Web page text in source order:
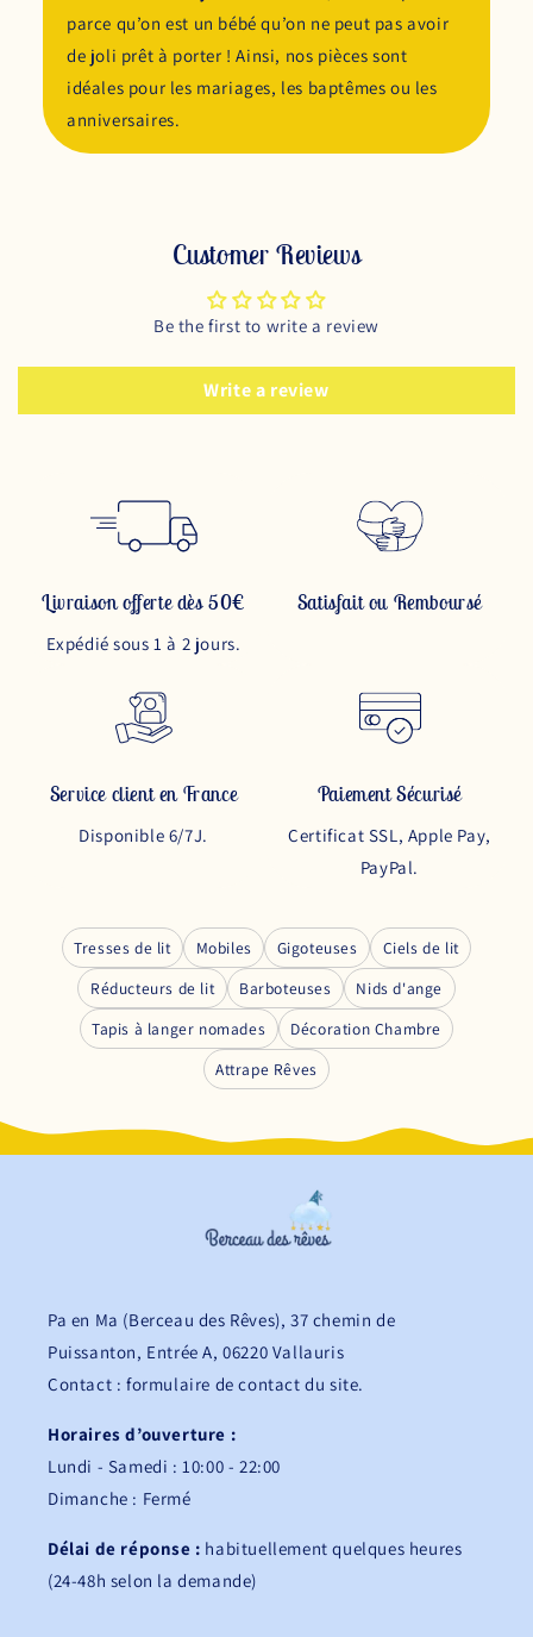
parce qu’on est un bébé qu’on ne peut pas avoir
de joli prêt à porter ! Ainsi, nos pièces sont
idéales pour les mariages, les baptêmes ou les
anniversaires.
Customer Reviews
Be the first to write a review
Write a review
Livraison offerte dès 50€
Expédié sous 1 à 2 jours.
Satisfait ou Remboursé
Service client en France
Disponible 6/7J.
Paiement Sécurisé
Certificat SSL, Apple Pay,
PayPal.
Tresses de lit Mobiles Gigoteuses
Ciels de lit
Réducteurs de lit
Barboteuses
Nids d'ange
Tapis à langer nomades
Décoration Chambre
Attrape Rêves
Pa en Ma (Berceau des Rêves), 37 chemin de
Puissanton, Entrée A, 06220 Vallauris
Contact : formulaire de contact du site.
Horaires d’ouverture :
Lundi - Samedi : 10:00 - 22:00
Dimanche : Fermé
Délai de réponse : habituellement quelques heures
(24-48h selon la demande)